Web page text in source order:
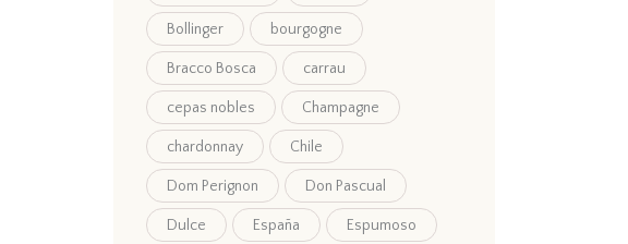
Bollinger bourgogne
Bracco Bosca carrau
cepas nobles Champagne
chardonnay Chile
Dom Perignon Don Pascual
Dulce España Espumoso